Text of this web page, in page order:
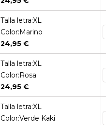
Talla letra:XL
Color:Marino
24,95 €
Talla letra:XL
Color:Rosa
24,95 €
Talla letra:XL
Color:Verde Kaki